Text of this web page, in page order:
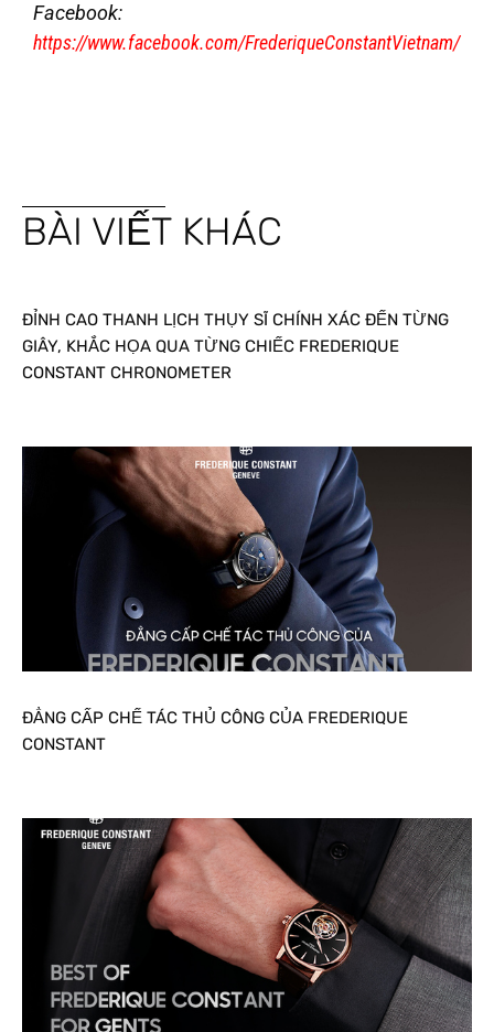
Facebook:
https://www.facebook.com/FrederiqueConstantVietnam/
BÀI VIẾT KHÁC
ĐỈNH CAO THANH LỊCH THỤY SĨ CHÍNH XÁC ĐẾN TỪNG
GIÂY, KHẮC HỌA QUA TỪNG CHIẾC FREDERIQUE
CONSTANT CHRONOMETER
ĐẲNG CẤP CHẾ TÁC THỦ CÔNG CỦA FREDERIQUE
CONSTANT